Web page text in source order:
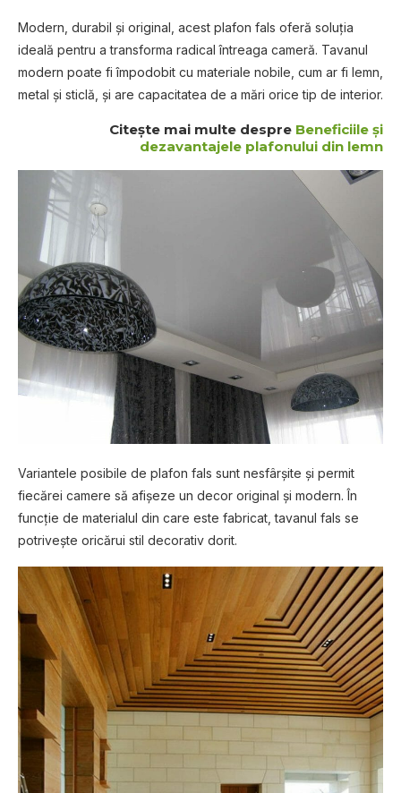
Modern, durabil și original, acest plafon fals oferă soluția
ideală pentru a transforma radical întreaga cameră. Tavanul
modern poate fi împodobit cu materiale nobile, cum ar fi lemn,
metal și sticlă, și are capacitatea de a mări orice tip de interior.
Citeşte mai multe despre Beneficiile şi
dezavantajele plafonului din lemn
Variantele posibile de plafon fals sunt nesfârșite și permit
fiecărei camere să afișeze un decor original și modern. În
funcție de materialul din care este fabricat, tavanul fals se
potrivește oricărui stil decorativ dorit.